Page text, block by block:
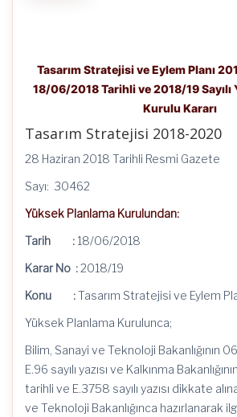
Tasarım Stratejisi ve Eylem Planı
18/06/2018 Tarihli ve 2018/19 Sayılı
Kurulu Kararı
Tasarım Stratejisi 2018-2020
28 Haziran 2018 Tarihli Resmi Gazete
Sayı: 30462
Yüksek Planlama Kurulundan:
Tarih : 18/06/2018
Karar No :2018/19
Konu :Tasarım Stratejisi ve Eylem
Yüksek Planlama Kurulunca;
Bilim, Sanayi ve Teknoloji Bakanlığının
E.96 sayılı yazısı ve Kalkınma
tarihli ve E.3758 sayılı yazısı dikkate
ve Teknoloji Bakanlığınca hazırlanarak